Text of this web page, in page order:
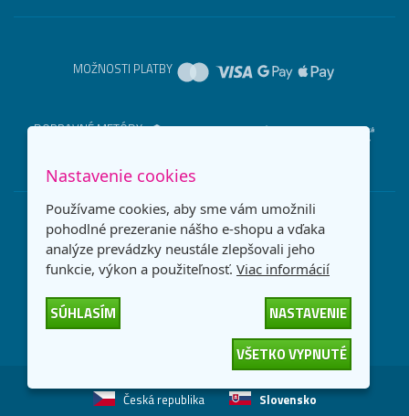
MOŽNOSTI PLATBY
DOPRAVNÉ METÓDY
Česká republika Slovensko
Nastavenie cookies
Používame cookies, aby sme vám umožnili
pohodlné prezeranie nášho e-shopu a vďaka
analýze prevádzky neustále zlepšovali jeho
funkcie, výkon a použiteľnosť. Viac informácií
SÚHLASÍM
NASTAVENIE
VŠETKO VYPNUTÉ